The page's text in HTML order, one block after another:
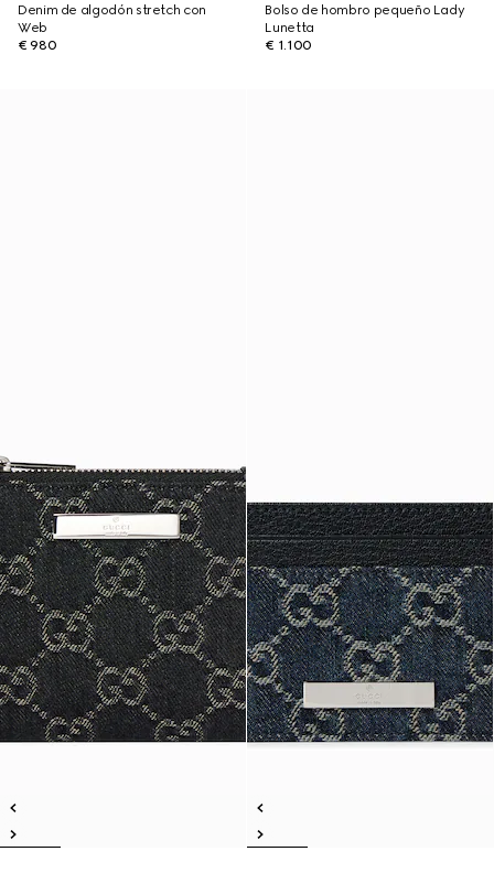
Denim de algodón stretch con
Web
€ 980
Bolso de hombro pequeño Lady
Lunetta
€ 1.100